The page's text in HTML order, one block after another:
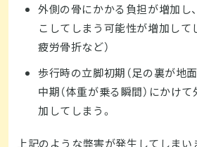
外側の骨にかかる負担が増加し
こしてしまう可能性が増加して
疲労骨折など）
歩行時の立脚初期（足の裏が地
中期（体重が乗る瞬間）にかけ
加してしまう。
上記のような弊害が発生してしまい